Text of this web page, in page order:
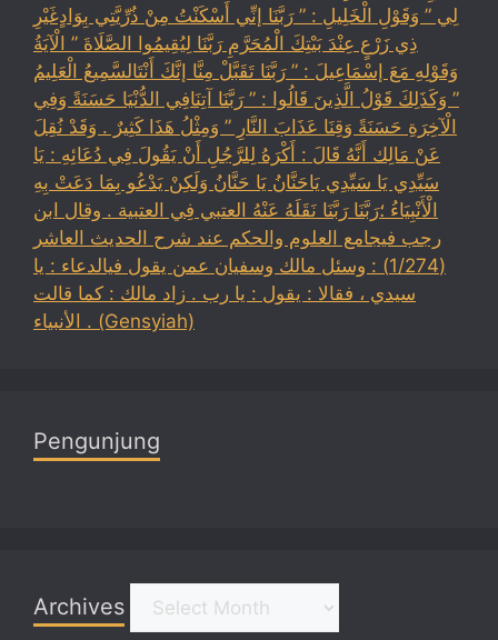
لِي ” وَقَوْلِ الْخَلِيلِ : ” رَبَّنَا إنِّي أَسْكَنْتُ مِنْ ذُرِّيَّتِي بِوَادٍغَيْرِ
ذِي زَرْعٍ عِنْدَ بَيْتِكَ الْمُحَرَّمِ رَبَّنَا لِيُقِيمُوا الصَّلَاةَ ” الْآيَةُ
وَقَوْلِهِ مَعَ إسْمَاعِيلَ : ” رَبَّنَا تَقَبَّلْ مِنَّا إنَّكَ أَنْتَالسَّمِيعُ الْعَلِيمُ
” وَكَذَلِكَ قَوْلُ الَّذِينَ قَالُوا : ” رَبَّنَا آتِنَافِي الدُّنْيَا حَسَنَةً وَفِي
الْآخِرَةِ حَسَنَةً وَقِنَا عَذَابَ النَّارِ ” وَمِثْلُ هَذَا كَثِيرٌ . وَقَدْ نُقِلَ
عَنْ مَالِك أَنَّهُ قَالَ : أَكْرَهُ لِلرَّجُلِ أَنْ يَقُولَ فِي دُعَائِهِ : يَا
سَيِّدِي يَا سَيِّدِي يَاحَنَّانُ يَا حَنَّانُ وَلَكِنْ يَدْعُو بِمَا دَعَتْ بِهِ
الْأَنْبِيَاءُ ؛رَبَّنَا رَبَّنَا نَقَلَهُ عَنْهُ العتبي فِي العتبية . وقال ابن
رجب فيجامع العلوم والحكم عند شرح الحديث العاشر
(1/274) : وسئل مالك وسفيان عمن يقول فيالدعاء : يا
سيدي ، فقالا : يقول : يا رب . زاد مالك : كما قالت
الأنبياء . (Gensyiah)
Pengunjung
Archives